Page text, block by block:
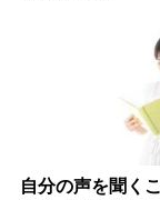
自分の声を聞く